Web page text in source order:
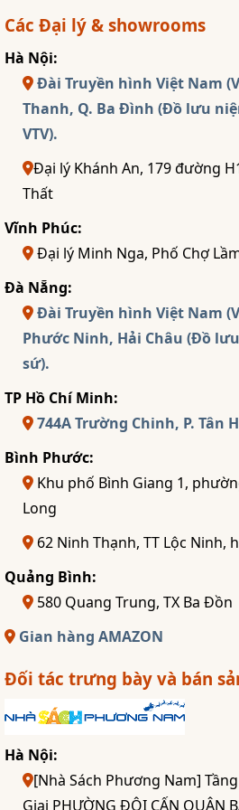
Các Đại lý & showrooms
Hà Nội:
Đài Truyền hình Việt Nam
Thanh, Q. Ba Đình (Đồ lưu
VTV).
Đại lý Khánh An, 179 đường
Thất
Vĩnh Phúc:
Đại lý Minh Nga, Phố Chợ
Đà Nẵng:
Đài Truyền hình Việt Nam
Phước Ninh, Hải Châu (Đồ
sứ).
TP Hồ Chí Minh:
744A Trường Chinh, P. Tân
Bình Phước:
Khu phố Bình Giang 1,
Long
62 Ninh Thạnh, TT Lộc Ninh,
Quảng Bình:
580 Quang Trung, TX Ba Đồn
Gian hàng AMAZON
Đối tác trưng bày và bán
Hà Nội:
[Nhà Sách Phương Nam]
Giai PHƯỜNG ĐỘI CẤN QUẬN